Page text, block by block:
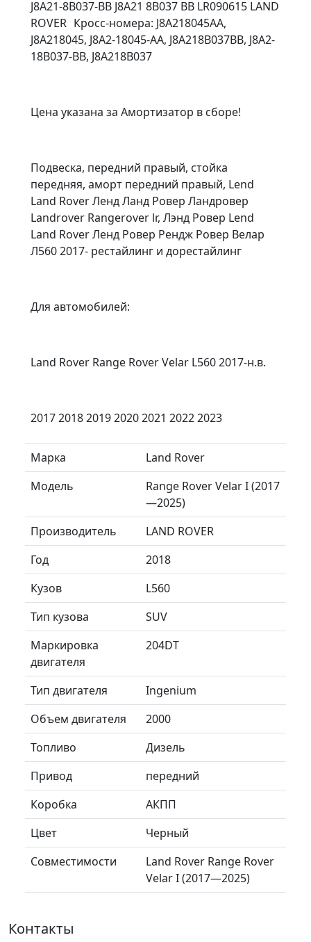
J8A21-8B037-BB J8A21 8B037 BB LR090615 LAND
ROVER Кросс-номера: J8A218045AA,
J8A218045, J8A2-18045-AA, J8A218B037BB, J8A2-
18B037-BB, J8A218B037
Цена указана за Амортизатор в сборе!
Подвеска, передний правый, стойка
передняя, аморт передний правый, Lend
Land Rover Ленд Ланд Ровер Ландровер
Landrover Rangerover lr, Лэнд Ровер Lend
Land Rover Ленд Ровер Рендж Ровер Велар
Л560 2017- рестайлинг и дорестайлинг
Для автомобилей:
Land Rover Range Rover Velar L560 2017-н.в.
2017 2018 2019 2020 2021 2022 2023
Марка
Land Rover
Модель
Range Rover Velar I (2017
—2025)
Производитель
LAND ROVER
Год
2018
Кузов
L560
Тип кузова
SUV
Маркировка
двигателя
204DT
Тип двигателя
Ingenium
Объем двигателя
2000
Топливо
Дизель
Привод
передний
Коробка
АКПП
Цвет
Черный
Совместимости
Land Rover Range Rover
Velar I (2017—2025)
Контакты